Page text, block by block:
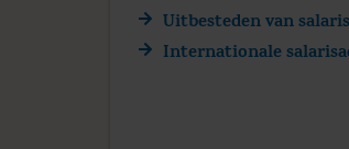
Uitbesteden van
Internationale